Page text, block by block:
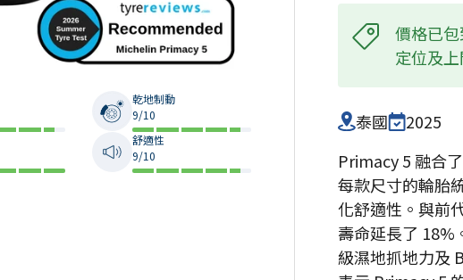
乾地制動
9/10
舒適性
9/10
價格已
定位及
泰國
2025
Primacy 5 融合
每款尺寸的輪胎
化舒適性。與前
壽命延長了 18%
級濕地抓地力及